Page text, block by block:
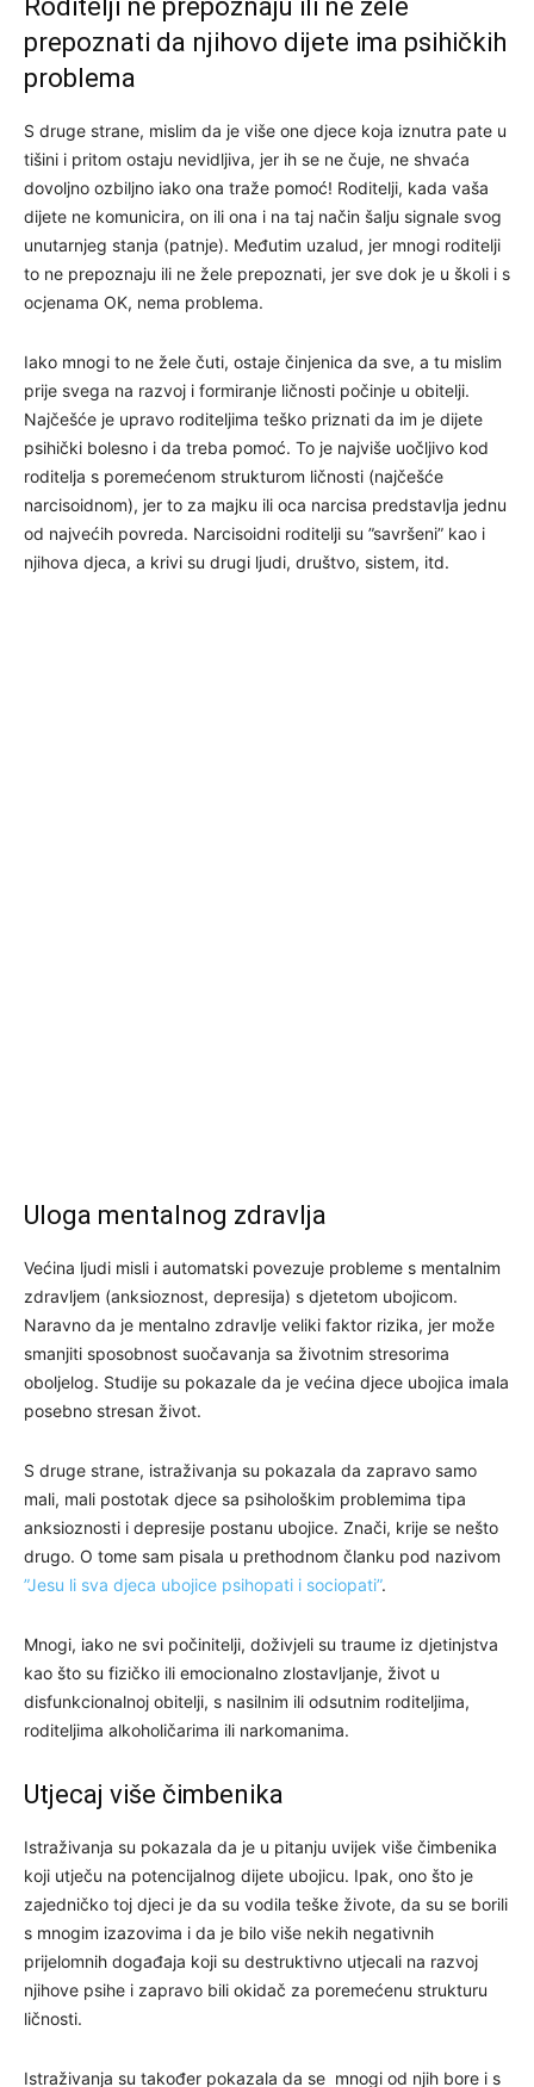
Roditelji ne prepoznaju ili ne žele
prepoznati da njihovo dijete ima psihičkih
problema
S druge strane, mislim da je više one djece koja iznutra pate u
tišini i pritom ostaju nevidljiva, jer ih se ne čuje, ne shvaća
dovoljno ozbiljno iako ona traže pomoć! Roditelji, kada vaša
dijete ne komunicira, on ili ona i na taj način šalju signale svog
unutarnjeg stanja (patnje). Međutim uzalud, jer mnogi roditelji
to ne prepoznaju ili ne žele prepoznati, jer sve dok je u školi i s
ocjenama OK, nema problema.
Iako mnogi to ne žele čuti, ostaje činjenica da sve, a tu mislim
prije svega na razvoj i formiranje ličnosti počinje u obitelji.
Najčešće je upravo roditeljima teško priznati da im je dijete
psihički bolesno i da treba pomoć. To je najviše uočljivo kod
roditelja s poremećenom strukturom ličnosti (najčešće
narcisoidnom), jer to za majku ili oca narcisa predstavlja jednu
od najvećih povreda. Narcisoidni roditelji su ”savršeni” kao i
njihova djeca, a krivi su drugi ljudi, društvo, sistem, itd.
Uloga mentalnog zdravlja
Većina ljudi misli i automatski povezuje probleme s mentalnim
zdravljem (anksioznost, depresija) s djetetom ubojicom.
Naravno da je mentalno zdravlje veliki faktor rizika, jer može
smanjiti sposobnost suočavanja sa životnim stresorima
oboljelog. Studije su pokazale da je većina djece ubojica imala
posebno stresan život.
S druge strane, istraživanja su pokazala da zapravo samo
mali, mali postotak djece sa psihološkim problemima tipa
anksioznosti i depresije postanu ubojice. Znači, krije se nešto
drugo. O tome sam pisala u prethodnom članku pod nazivom
”Jesu li sva djeca ubojice psihopati i sociopati”.
Mnogi, iako ne svi počinitelji, doživjeli su traume iz djetinjstva
kao što su fizičko ili emocionalno zlostavljanje, život u
disfunkcionalnoj obitelji, s nasilnim ili odsutnim roditeljima,
roditeljima alkoholičarima ili narkomanima.
Utjecaj više čimbenika
Istraživanja su pokazala da je u pitanju uvijek više čimbenika
koji utječu na potencijalnog dijete ubojicu. Ipak, ono što je
zajedničko toj djeci je da su vodila teške živote, da su se borili
s mnogim izazovima i da je bilo više nekih negativnih
prijelomnih događaja koji su destruktivno utjecali na razvoj
njihove psihe i zapravo bili okidač za poremećenu strukturu
ličnosti.
Istraživanja su također pokazala da se mnogi od njih bore i s